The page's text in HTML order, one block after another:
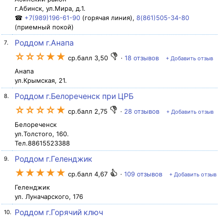
г.Абинск, ул.Мира, д.1.
☎ +7(989)196-61-90 (горячая линия), 8(861)505-34-80
(приемный покой)
7. Роддом г.Анапа
☆☆☆★★ ср.балл 3,50 · 18 отзывов + Добавить отзыв
Анапа
ул.Крымская, 21.
8. Роддом г.Белореченск при ЦРБ
☆☆☆☆★ ср.балл 2,75 · 28 отзывов + Добавить отзыв
Белореченск
ул.Толстого, 160.
Тел.88615523388
9. Роддом г.Геленджик
★★★★★ ср.балл 4,67 · 109 отзывов + Добавить отзыв
Геленджик
ул. Луначарского, 176
10. Роддом г.Горячий ключ